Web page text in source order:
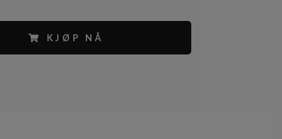
KJØP NÅ